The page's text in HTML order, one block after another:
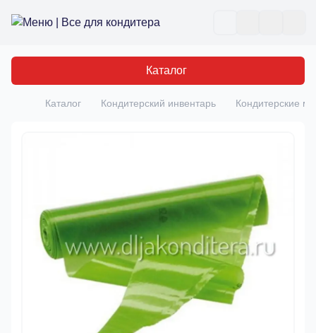
Все для кондитера
Каталог
Главная
Каталог Кондитерский инвентарь Кондитерские